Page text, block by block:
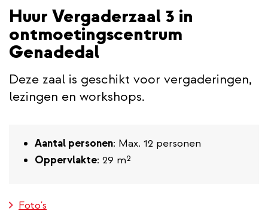
Huur Vergaderzaal 3 in
ontmoetingscentrum
Genadedal
Deze zaal is geschikt voor vergaderingen,
lezingen en workshops.
Aantal personen: Max. 12 personen
Oppervlakte: 29 m²
Foto's